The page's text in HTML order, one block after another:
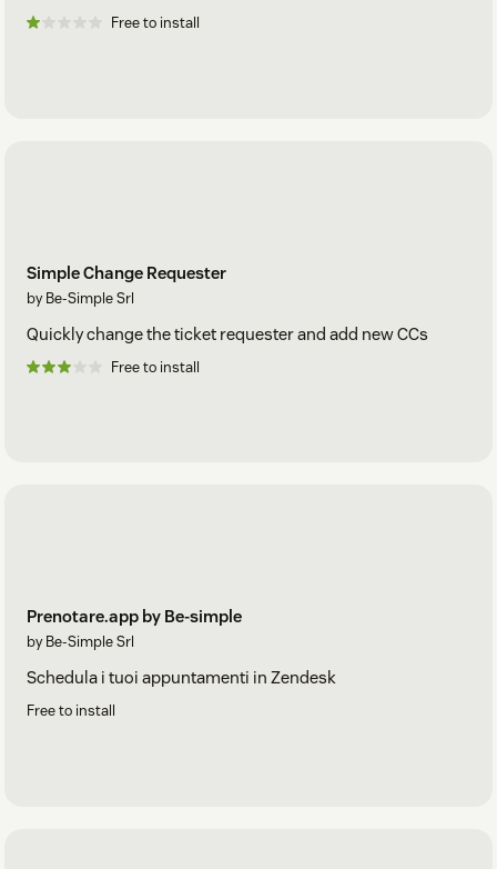
Free to install
Simple Change Requester
by Be-Simple Srl
Quickly change the ticket requester and add new CCs
Free to install
Prenotare.app by Be-simple
by Be-Simple Srl
Schedula i tuoi appuntamenti in Zendesk
Free to install